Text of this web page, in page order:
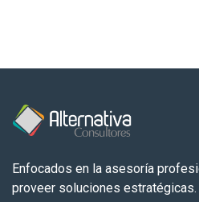
Enfocados en la asesoría
proveer soluciones estratégicas.